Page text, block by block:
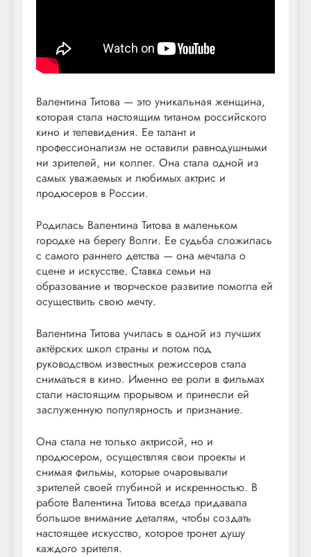
Валентина Титова — это уникальная женщина,
которая стала настоящим титаном российского
кино и телевидения. Ее талант и
профессионализм не оставили равнодушными
ни зрителей, ни коллег. Она стала одной из
самых уважаемых и любимых актрис и
продюсеров в России.
Родилась Валентина Титова в маленьком
городке на берегу Волги. Ее судьба сложилась
с самого раннего детства — она мечтала о
сцене и искусстве. Ставка семьи на
образование и творческое развитие помогла ей
осуществить свою мечту.
Валентина Титова училась в одной из лучших
актёрских школ страны и потом под
руководством известных режиссеров стала
сниматься в кино. Именно ее роли в фильмах
стали настоящим прорывом и принесли ей
заслуженную популярность и признание.
Она стала не только актрисой, но и
продюсером, осуществляя свои проекты и
снимая фильмы, которые очаровывали
зрителей своей глубиной и искренностью. В
работе Валентина Титова всегда придавала
большое внимание деталям, чтобы создать
настоящее искусство, которое тронет душу
каждого зрителя.